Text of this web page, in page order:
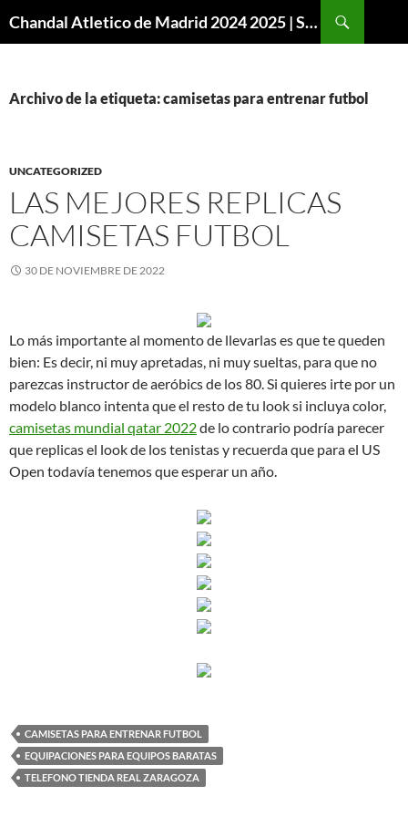
Chandal Atletico de Madrid 2024 2025 | SuperVigo
Archivo de la etiqueta: camisetas para entrenar futbol
UNCATEGORIZED
LAS MEJORES REPLICAS
CAMISETAS FUTBOL
30 DE NOVIEMBRE DE 2022
Lo más importante al momento de llevarlas es que te queden
bien: Es decir, ni muy apretadas, ni muy sueltas, para que no
parezcas instructor de aeróbics de los 80. Si quieres irte por un
modelo blanco intenta que el resto de tu look si incluya color,
camisetas mundial qatar 2022de lo contrario podría parecer
que replicas el look de los tenistas y recuerda que para el US
Open todavía tenemos que esperar un año.
CAMISETAS PARA ENTRENAR FUTBOL
EQUIPACIONES PARA EQUIPOS BARATAS
TELEFONO TIENDA REAL ZARAGOZA